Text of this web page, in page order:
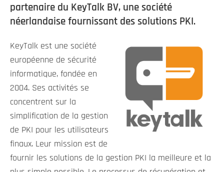
partenaire du KeyTalk BV, une société
néerlandaise fournissant des solutions PKI.
KeyTalk est une société
européenne de sécurité
informatique, fondée en
2004. Ses activités se
concentrent sur la
simplification de la gestion
de PKI pour les utilisateurs
finaux. Leur mission est de
fournir les solutions de la gestion PKI la meilleure et la